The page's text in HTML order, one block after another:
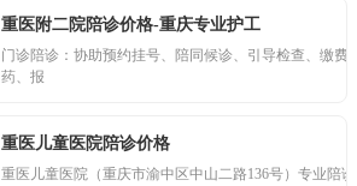
重医附二院陪诊价格-重庆专业护工
门诊陪诊：协助预约挂号、陪同候诊、引导检查、缴费
药、报
重医儿童医院陪诊价格
重医儿童医院（重庆市渝中区中山二路136号）专业陪诊